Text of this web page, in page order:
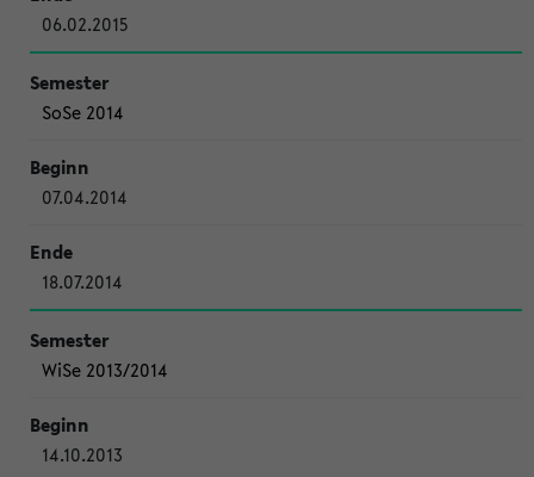
06.02.2015
SoSe 2014
07.04.2014
18.07.2014
WiSe 2013/2014
14.10.2013